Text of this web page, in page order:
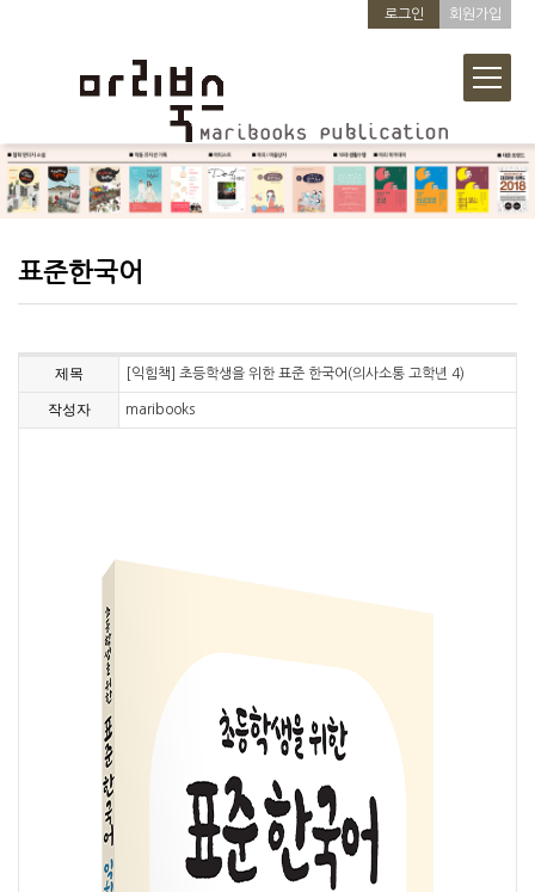
로그인 회원가입
표준한국어
제목 [익힘책] 초등학생을 위한 표준 한국어(의사소통 고학년 4)
작성자 maribooks